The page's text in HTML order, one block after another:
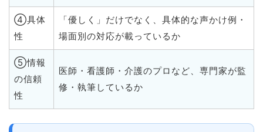
④具体
性
「優しく」だけでなく、具体的な声かけ例・
場面別の対応が載っているか
⑤情報
の信頼
性
医師・看護師・介護のプロなど、専門家が監
修・執筆しているか